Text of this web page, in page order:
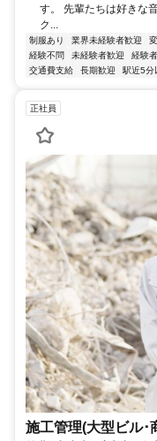
す。 先輩たちは好きな
ク...
制服あり 業界未経験者歓迎
経験不問
未経験者歓迎 経験
交通費支給
長期歓迎 駅近5分
正社員
施工管理(大型ビル･